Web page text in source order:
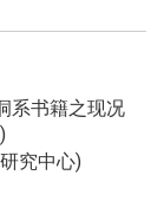
系书籍之现况
究中心)